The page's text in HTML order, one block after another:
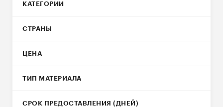
КАТЕГОРИИ
СТРАНЫ
ЦЕНА
ТИП МАТЕРИАЛА
СРОК ПРЕДОСТАВЛЕНИЯ (ДНЕЙ)